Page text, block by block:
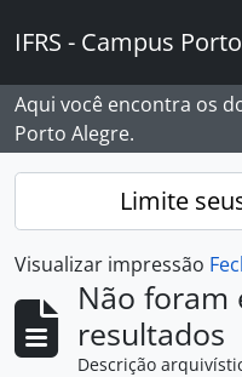
IFRS - Campus
Aqui você encontra os
Porto Alegre.
Limite
Visualizar impressão
Não foram
resultados
Descrição